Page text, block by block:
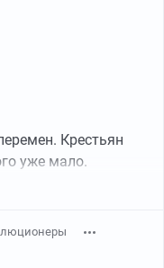
Квятковский,
организации
известный
Крестьян
уже мало.
недовольство. В
В императора